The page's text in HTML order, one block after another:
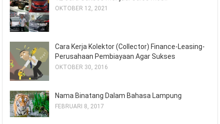
OKTOBER 12, 2021
Cara Kerja Kolektor (Collector) Finance-Leasing-
Perusahaan Pembiayaan Agar Sukses
OKTOBER 30, 2016
Nama Binatang Dalam Bahasa Lampung
FEBRUARI 8, 2017